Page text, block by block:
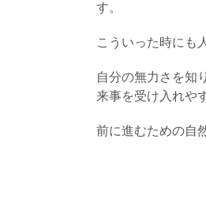
す。
こういった時にも
自分の無力さを知
来事を受け入れや
前に進むための自